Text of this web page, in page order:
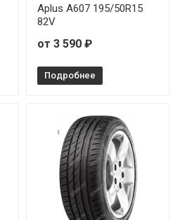
Aplus A607 195/50R15
82V
от 3 590 ₽
Подробнее